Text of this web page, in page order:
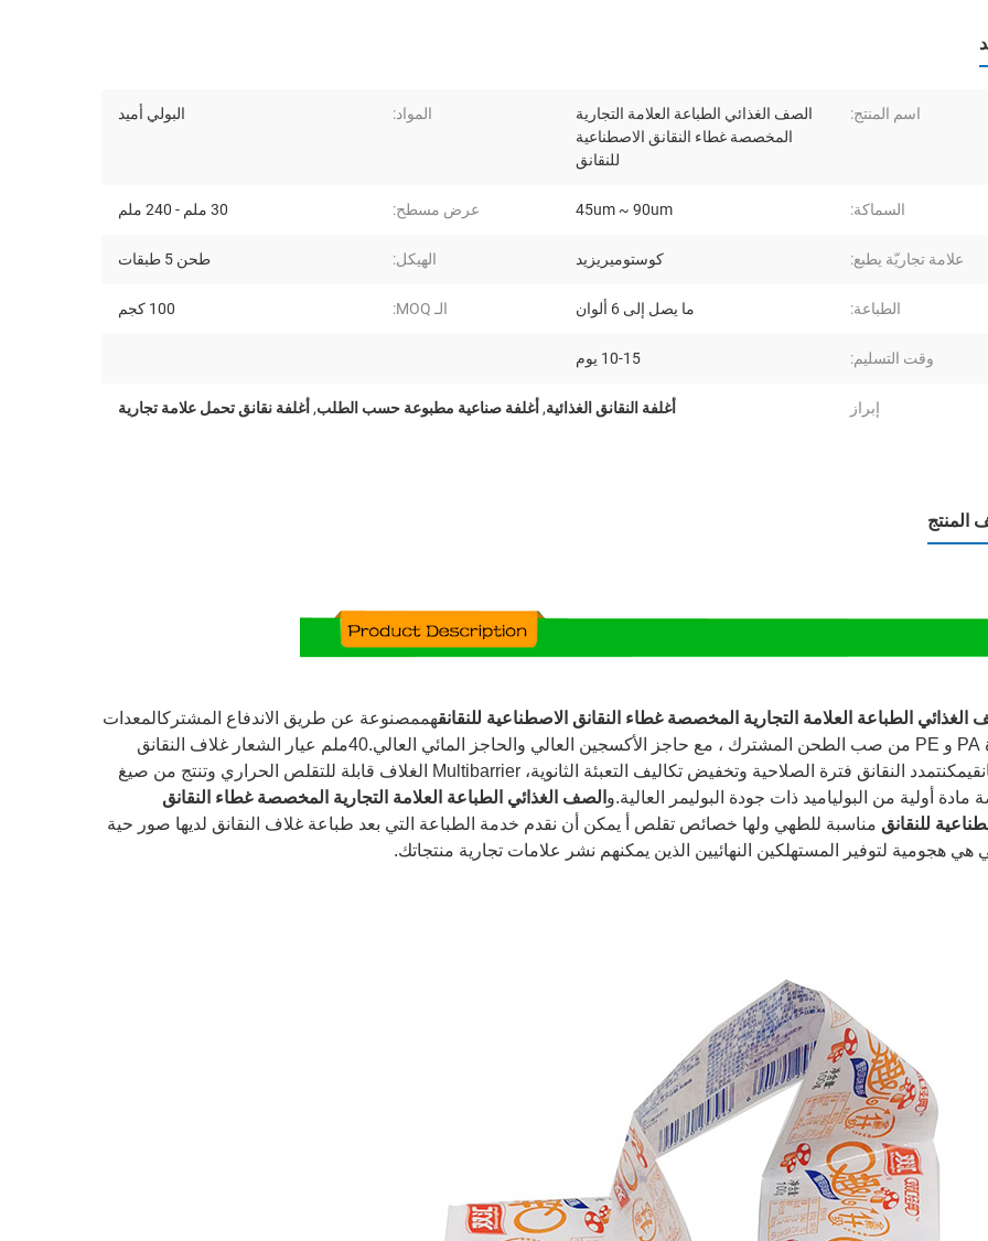
اسم المنتج:
الصف الغذائي الطباعة العلامة التجارية
المخصصة غطاء النقانق الاصطناعية
للنقانق
المواد: البولي أميد
السماكة: 45um ~ 90um عرض مسطح: 30 ملم - 240 ملم
علامة تجاريّة يطبع: كوستوميريزيد الهيكل: طحن 5 طبقات
الطباعة: ما يصل إلى 6 ألوان الـ MOQ: 100 كجم
وقت التسليم: 10-15 يوم
إبراز أغلفة النقانق الغذائية, أغلفة صناعية مطبوعة حسب الطلب, أغلفة نقانق تحمل علامة تجارية
الغذائي الطباعة العلامة التجارية المخصصة غطاء النقانق الاصطناعية للنقانقهممصنوعة عن طريق الاندفاع المشتركالمعدات
مادة PA و PE من صب الطحن المشترك ، مع حاجز الأكسجين العالي والحاجز المائي العالي.40ملم عيار الشعار غلاف النقانق
يمكن
تمدد النقانق فترة الصلاحية وتخفيض تكاليف التعبئة الثانوية، Multibarrier الغلاف قابلة للتقلص الحراري وتنتج من صيغ
مادة أولية من البولياميد ذات جودة البوليمر العالية.والصف الغذائي الطباعة العلامة التجارية المخصصة غطاء النقانق
للنقانق مناسبة للطهي ولها خصائص تقلص أ يمكن أن نقدم خدمة الطباعة التي بعد طباعة غلاف النقانق لديها صور حية
هي هجومية لتوفير المستهلكين النهائيين الذين يمكنهم نشر علامات تجارية منتجاتك.